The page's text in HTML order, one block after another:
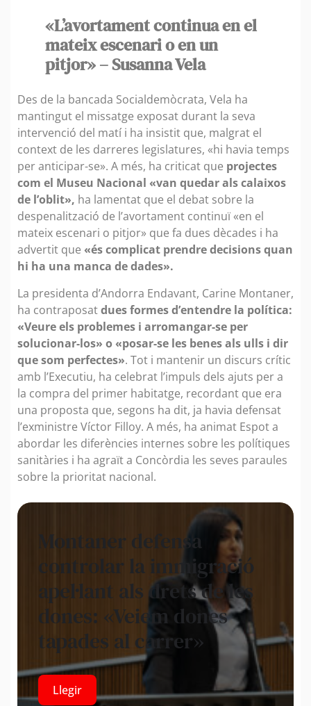
«L’avortament continua en el
mateix escenari o en un
pitjor» – Susanna Vela
Des de la bancada Socialdemòcrata, Vela ha
mantingut el missatge exposat durant la seva
intervenció del matí i ha insistit que, malgrat el
context de les darreres legislatures, «hi havia temps
per anticipar-se». A més, ha criticat que projectes
com el Museu Nacional «van quedar als calaixos
de l’oblit», ha lamentat que el debat sobre la
despenalització de l’avortament continuï «en el
mateix escenari o pitjor» que fa dues dècades i ha
advertit que «és complicat prendre decisions quan
hi ha una manca de dades».
La presidenta d’Andorra Endavant, Carine Montaner,
ha contraposatdues formes d’entendre la política:
«Veure els problemes i arromangar-se per
solucionar-los» o «posar-se les benes als ulls i dir
que som perfectes». Tot i mantenir un discurs crític
amb l’Executiu, ha celebrat l’impuls dels ajuts per a
la compra del primer habitatge, recordant que era
una proposta que, segons ha dit, ja havia defensat
l’exministre Víctor Filloy. A més, ha animat Espot a
abordar les diferències internes sobre les polítiques
sanitàries i ha agraït a Concòrdia les seves paraules
sobre la prioritat nacional.
Montaner defensa
controlar la immigració
apel·lant als drets de les
dones: «Veiem dones
tapades al carrer»
Llegir